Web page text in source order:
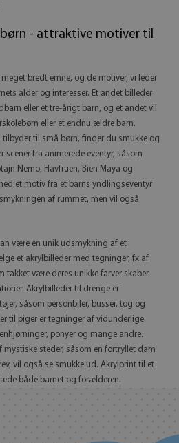
- attraktive motiver til
bredt emne, og de motiver, vi leder
alder og interesser. Et andet billeder
eller et tre-årigt barn, og et andet vil
eller et endnu ældre barn.
tilbyder til små børn, finder du smukke og
scener fra animerede eventyr, såsom
Nemo, Havfruen, Bien Maya og
et motiv fra et barns yndlingseventyr
af ​​rummet, men vil også
være en unik udsmykning af et
et akrylbilleder med tegninger, fx af
takket være deres unikke farver skaber
Akrylbilleder til drenge er
såsom personbiler, busser, tog og
til piger er tegninger af vidunderlige
ponyer og mange andre.
steder, såsom en fortryllet dam
vil også se smukke ud. Akrylprint til et
både barnet og forælderen.